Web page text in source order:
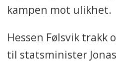
kampen mot ulikhet.
Hessen Følsvik trakk
til statsminister